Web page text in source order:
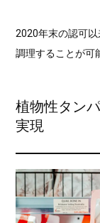
2020年末の認可
調理することが可
植物性タン
実現